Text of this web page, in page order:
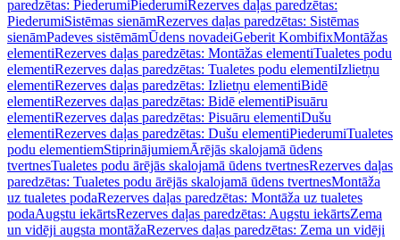
paredzētas: PiederumiPiederumiRezerves daļas paredzētas:
PiederumiSistēmas sienāmRezerves daļas paredzētas: Sistēmas
sienāmPadeves sistēmāmŪdens novadeiGeberit KombifixMontāžas
elementiRezerves daļas paredzētas: Montāžas elementiTualetes podu
elementiRezerves daļas paredzētas: Tualetes podu elementiIzlietņu
elementiRezerves daļas paredzētas: Izlietņu elementiBidē
elementiRezerves daļas paredzētas: Bidē elementiPisuāru
elementiRezerves daļas paredzētas: Pisuāru elementiDušu
elementiRezerves daļas paredzētas: Dušu elementiPiederumiTualetes
podu elementiemStiprinājumiemĀrējās skalojamā ūdens
tvertnesTualetes podu ārējās skalojamā ūdens tvertnesRezerves daļas
paredzētas: Tualetes podu ārējās skalojamā ūdens tvertnesMontāža
uz tualetes podaRezerves daļas paredzētas: Montāža uz tualetes
podaAugstu iekārtsRezerves daļas paredzētas: Augstu iekārtsZema
un vidēji augsta montāžaRezerves daļas paredzētas: Zema un vidēji